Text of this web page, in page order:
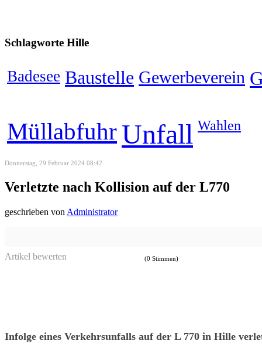
Schlagworte Hille
Badesee Baustelle Gewerbeverein
Müllabfuhr Unfall Wahlen
Donnerstag, 29 Februar 2024 08:42
Verletzte nach Kollision auf der L770
geschrieben von Administrator
Artikel bewerten (0 Stimmen)
Infolge eines Verkehrsunfalls auf der L 770 in Hille